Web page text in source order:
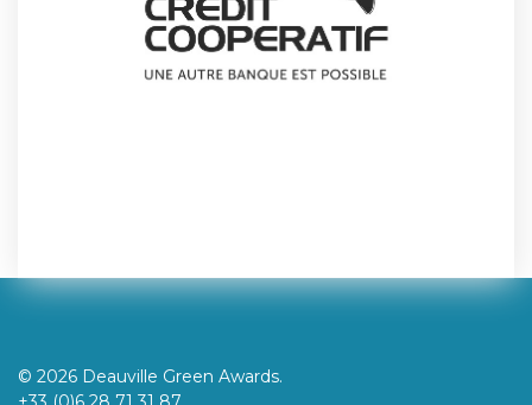
© 2026 Deauville Green Awards.